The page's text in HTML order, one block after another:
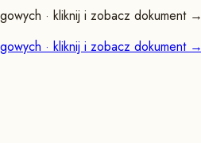
· kliknij i zobacz dokument →
· kliknij i zobacz dokument →